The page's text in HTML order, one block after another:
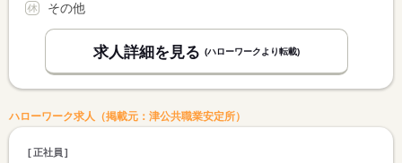
その他
求人詳細を見る (ハローワークより転載)
ハローワーク求人（掲載元：津公共職業安定所）
正社員